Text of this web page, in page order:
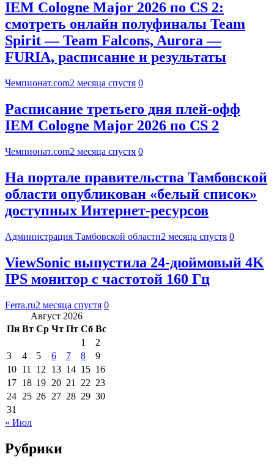
IEM Cologne Major 2026 по CS 2:
смотреть онлайн полуфиналы Team
Spirit — Team Falcons, Aurora —
FURIA, расписание и результаты
Чемпионат.com2 месяца спустя 0
Расписание третьего дня плей-офф
IEM Cologne Major 2026 по CS 2
Чемпионат.com2 месяца спустя 0
На портале правительства Тамбовской
области опубликован «белый список»
доступных Интернет-ресурсов
Администрация Тамбовской области2 месяца спустя 0
ViewSonic выпустила 24-дюймовый 4K
IPS монитор с частотой 160 Гц
Ferra.ru2 месяца спустя 0
Август 2026
Пн Вт Ср Чт Пт Сб Вс
1
2
3
4 5 6 7 8
9
10 11 12 13 14 15 16
17 18 19 20 21 22 23
24 25 26 27 28 29 30
31
« Июл
Рубрики